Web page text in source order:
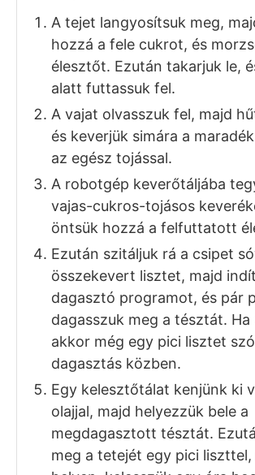
25 dkg liszt
3 dkg porcukor
1 db tojás (közepes)
5 dkg vaj
1 dl tej
2 dkg élesztő (friss)
csipet só
Hozzávalók a túrós töltelékhez
75 dkg túró
1,5 dl tejföl
20 dkg porcukor
3 db tojás (közepes)
2 cs vaníliás cukor
1 cs vaníliás pudingpor
1 citrom reszelt héja
kapor ízlés szerint
ELKÉSZÍTÉS
A tejet langyosítsuk meg,
hozzá a fele cukrot, és